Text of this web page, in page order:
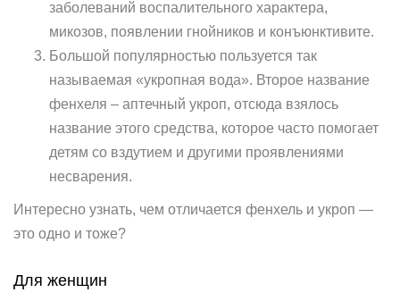
заболеваний воспалительного характера,
микозов, появлении гнойников и конъюнктивите.
Большой популярностью пользуется так
называемая «укропная вода». Второе название
фенхеля – аптечный укроп, отсюда взялось
название этого средства, которое часто помогает
детям со вздутием и другими проявлениями
несварения.
Интересно узнать, чем отличается фенхель и укроп —
это одно и тоже?
Для женщин